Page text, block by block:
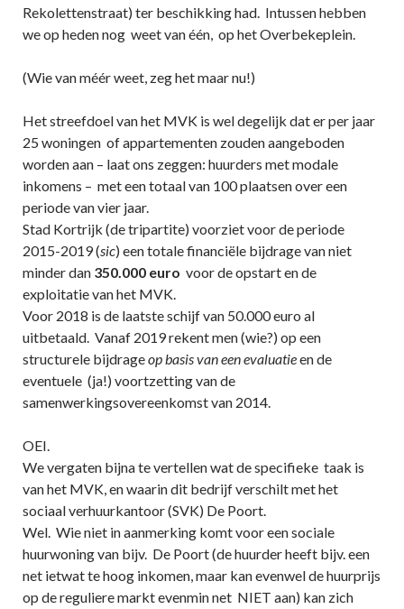
Rekolettenstraat) ter beschikking had. Intussen hebben
we op heden nog weet van één, op het Overbekeplein.
(Wie van méér weet, zeg het maar nu!)
Het streefdoel van het MVK is wel degelijk dat er per jaar
25 woningen of appartementen zouden aangeboden
worden aan – laat ons zeggen: huurders met modale
inkomens – met een totaal van 100 plaatsen over een
periode van vier jaar.
Stad Kortrijk (de tripartite) voorziet voor de periode
2015-2019 (sic) een totale financiële bijdrage van niet
minder dan 350.000 euro voor de opstart en de
exploitatie van het MVK.
Voor 2018 is de laatste schijf van 50.000 euro al
uitbetaald. Vanaf 2019 rekent men (wie?) op een
structurele bijdrageop basis van een evaluatieen de
eventuele (ja!) voortzetting van de
samenwerkingsovereenkomst van 2014.
OEI.
We vergaten bijna te vertellen wat de specifieke taak is
van het MVK, en waarin dit bedrijf verschilt met het
sociaal verhuurkantoor (SVK) De Poort.
Wel. Wie niet in aanmerking komt voor een sociale
huurwoning van bijv. De Poort (de huurder heeft bijv. een
net ietwat te hoog inkomen, maar kan evenwel de huurprijs
op de reguliere markt evenmin net NIET aan) kan zich